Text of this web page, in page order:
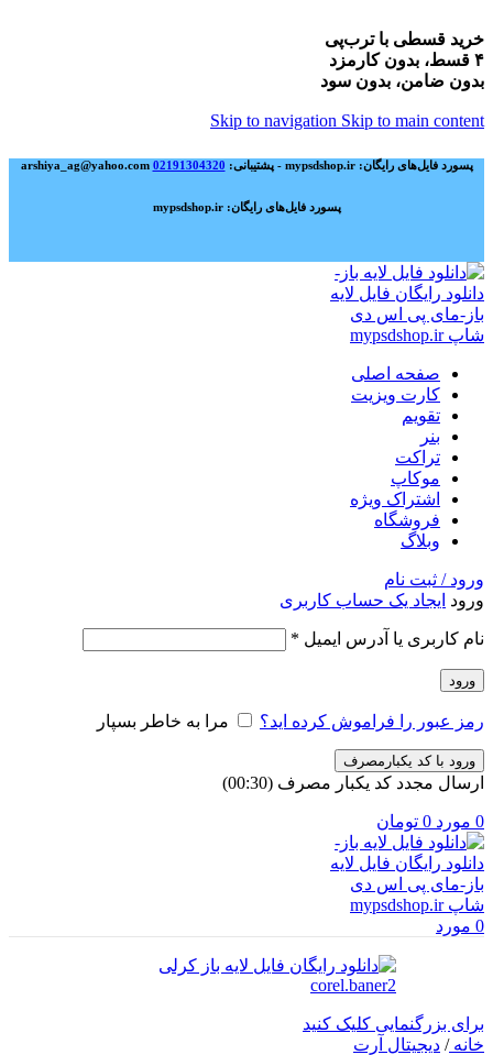
خرید قسطی با ترب‌پی
۴ قسط، بدون کارمزد
بدون ضامن، بدون سود
Skip to navigation Skip to main content
پسورد فایل‌های رایگان: mypsdshop.ir - پشتیبانی: arshiya_ag@yahoo.com 02191304320
پسورد فایل‌های رایگان: mypsdshop.ir
صفحه اصلی
کارت ویزیت
تقویم
بنر
تراکت
موکاپ
اشتراک ویژه
فروشگاه
وبلاگ
ورود / ثبت نام
ورود ایجاد یک حساب کاربری
نام کاربری یا آدرس ایمیل *
ورود
رمز عبور را فراموش کرده اید؟ مرا به خاطر بسپار
ورود با کد یکبارمصرف
ارسال مجدد کد یکبار مصرف (00:
30
)
0 مورد 0 تومان
0 مورد
برای بزرگنمایی کلیک کنید
خانه/ دیجیتال آرت